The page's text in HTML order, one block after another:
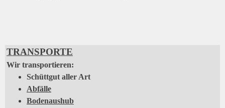
TRANSPORTE
Wir transportieren:
Schüttgut aller Art
Abfälle
Bodenaushub